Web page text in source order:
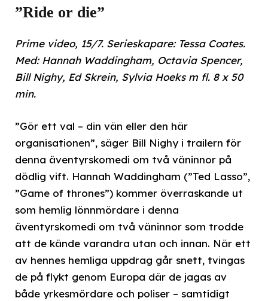
”Ride or die”
Prime video, 15/7. Serieskapare: Tessa Coates.
Med: Hannah Waddingham, Octavia Spencer,
Bill Nighy, Ed Skrein, Sylvia Hoeks m fl. 8 x 50
min.
”Gör ett val – din vän eller den här
organisationen”, säger Bill Nighy i trailern för
denna äventyrskomedi om två väninnor på
dödlig vift. Hannah Waddingham (”Ted Lasso”,
”Game of thrones”) kommer överraskande ut
som hemlig lönnmördare i denna
äventyrskomedi om två väninnor som trodde
att de kände varandra utan och innan. När ett
av hennes hemliga uppdrag går snett, tvingas
de på flykt genom Europa där de jagas av
både yrkesmördare och poliser – samtidigt